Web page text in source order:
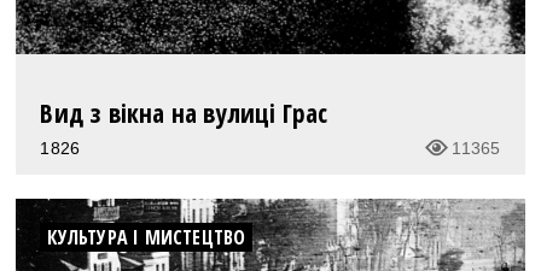
Вид з вікна на вулиці Грас
1826 11365
КУЛЬТУРА І МИСТЕЦТВО